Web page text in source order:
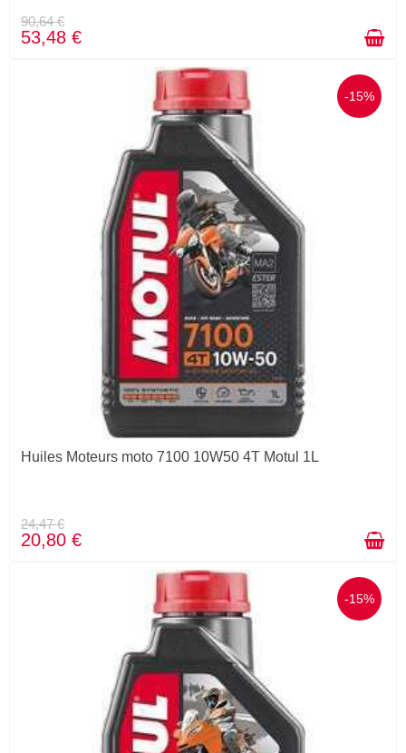
90,64 €
53,48 €
-15%
Huiles Moteurs moto 7100 10W50 4T Motul 1L
24,47 €
20,80 €
-15%